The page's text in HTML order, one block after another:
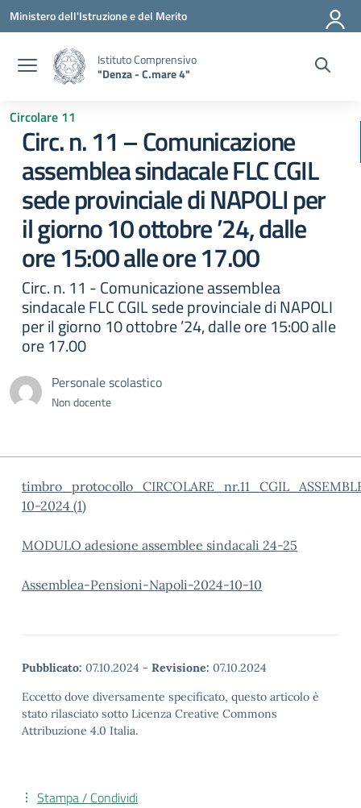
Vai ai contenuti
Vai al menu di navigazione
Vai al footer
Ministero dell'Istruzione e del Merito
Istituto Comprensivo
"Denza - C.mare 4"
Circolare 11
Circ. n. 11 – Comunicazione
assemblea sindacale FLC CGIL
sede provinciale di NAPOLI per
il giorno 10 ottobre ’24, dalle
ore 15:00 alle ore 17.00
Circ. n. 11 - Comunicazione assemblea
sindacale FLC CGIL sede provinciale di NAPOLI
per il giorno 10 ottobre ’24, dalle ore 15:00 alle
ore 17.00
Personale scolastico
Non docente
10-2024 (1)
MODULO adesione assemblee sindacali 24-25
Assemblea-Pensioni-Napoli-2024-10-10
Pubblicato: 07.10.2024 - Revisione: 07.10.2024
Eccetto dove diversamente specificato, questo articolo è
stato rilasciato sotto Licenza Creative Commons
Attribuzione 4.0 Italia.
Stampa / Condividi